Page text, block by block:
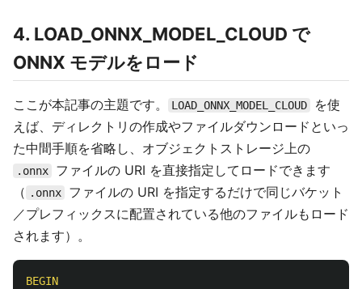
4. LOAD_ONNX_MODEL_CLOUD で
ONNX モデルをロード
ここが本記事の主題です。 LOAD_ONNX_MODEL_CLOUD
を使
えば、ディレクトリの作成やファイルダウンロードといっ
た中間手順を省略し、オブジェクトストレージ上の
.onnx
ファイルの URI を直接指定してロードできます
（ .onnx
ファイルの URI を指定するだけで同じバケット
／プレフィックスに配置されている他のファイルもロード
されます）。
BEGIN